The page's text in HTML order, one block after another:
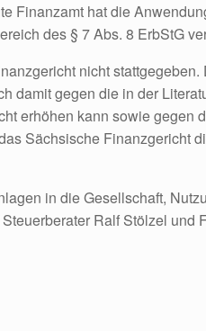
Finanzamt hat die
des § 7 Abs. 8 ErbStG
nicht
damit gegen die in der
erhöhen kann sowie gegen
Sächsische Finanzgericht
in die Gesellschaft,
Ralf Stölzel und